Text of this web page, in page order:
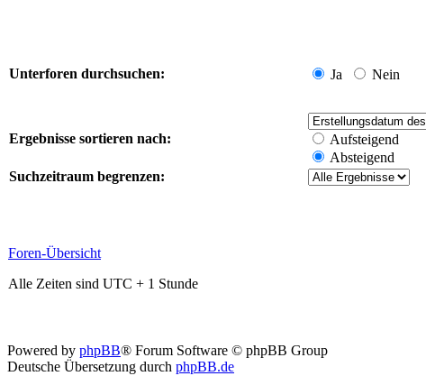
Unterforen durchsuchen: Ja Nein
Ergebnisse sortieren nach:
Aufsteigend
Absteigend
Suchzeitraum begrenzen:
Foren-Übersicht
Alle Zeiten sind UTC + 1 Stunde
Powered by phpBB® Forum Software © phpBB Group
Deutsche Übersetzung durch phpBB.de